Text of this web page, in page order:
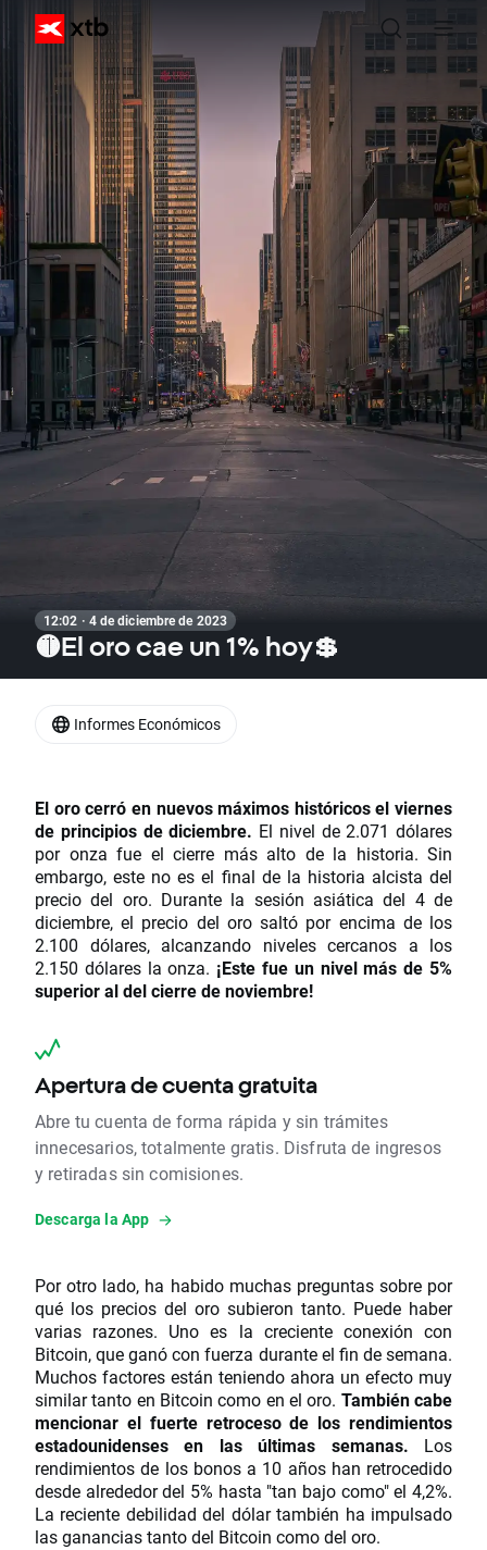
12:02 · 4 de diciembre de 2023
🟡El oro cae un 1% hoy💲
El oro cerró en nuevos máximos históricos el viernes
de principios de diciembre. El nivel de 2.071 dólares
por onza fue el cierre más alto de la historia. Sin
embargo, este no es el final de la historia alcista del
precio del oro. Durante la sesión asiática del 4 de
diciembre, el precio del oro saltó por encima de los
2.100 dólares, alcanzando niveles cercanos a los
2.150 dólares la onza. ¡Este fue un nivel más de 5%
superior al del cierre de noviembre!
Apertura de cuenta gratuita
Abre tu cuenta de forma rápida y sin trámites
innecesarios, totalmente gratis. Disfruta de ingresos
y retiradas sin comisiones.
Descarga la App
Por otro lado, ha habido muchas preguntas sobre por
qué los precios del oro subieron tanto. Puede haber
varias razones. Uno es la creciente conexión con
Bitcoin, que ganó con fuerza durante el fin de semana.
Muchos factores están teniendo ahora un efecto muy
similar tanto en Bitcoin como en el oro. También cabe
mencionar el fuerte retroceso de los rendimientos
estadounidenses en las últimas semanas. Los
rendimientos de los bonos a 10 años han retrocedido
desde alrededor del 5% hasta "tan bajo como" el 4,2%.
La reciente debilidad del dólar también ha impulsado
las ganancias tanto del Bitcoin como del oro.
Informes Económicos